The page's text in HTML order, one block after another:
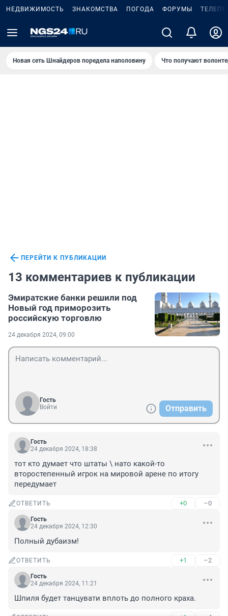
НЕДВИЖИМОСТЬ ЗНАКОМСТВА ПОГОДА ФОРУМЫ
Новая сеть Шнайдеров поредела наполовину Что получают
ПЕРЕЙТИ К ПУБЛИКАЦИИ
13 комментариев к публикации
Эмиратские банки решили под
Новый год приморозить
российскую торговлю
24 декабря 2024, 09:00
Гость
Войти
Отправить
Гость
24 декабря 2024, 18:38
тот кто думает что штаты \ нато какой-то
второстепенный игрок на мировой арене по итогу
передумает
ОТВЕТИТЬ +0 –0
Гость
24 декабря 2024, 12:30
Полный дубаизм!
ОТВЕТИТЬ +1 –2
Гость
24 декабря 2024, 11:21
Шпиля будет танцувати вплоть до полного краха.